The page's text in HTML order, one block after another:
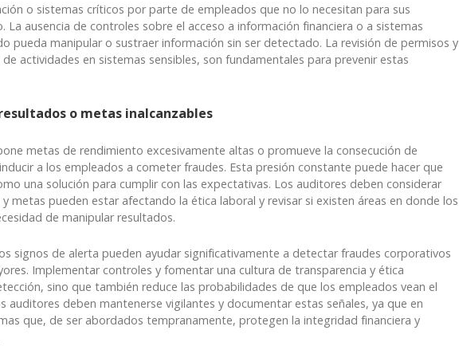
o sistemas críticos por parte de empleados que no lo necesitan para sus
La ausencia de controles sobre el acceso a información financiera o a sistemas
pueda manipular o sustraer información sin ser detectado. La revisión de permisos y
actividades en sistemas sensibles, son fundamentales para prevenir estas
o metas inalcanzables
metas de rendimiento excesivamente altas o promueve la consecución de
a los empleados a cometer fraudes. Esta presión constante puede hacer que
una solución para cumplir con las expectativas. Los auditores deben considerar
metas pueden estar afectando la ética laboral y revisar si existen áreas en donde los
de manipular resultados.
signos de alerta pueden ayudar significativamente a detectar fraudes corporativos
Implementar controles y fomentar una cultura de transparencia y ética
sino que también reduce las probabilidades de que los empleados vean el
auditores deben mantenerse vigilantes y documentar estas señales, ya que en
que, de ser abordados tempranamente, protegen la integridad financiera y